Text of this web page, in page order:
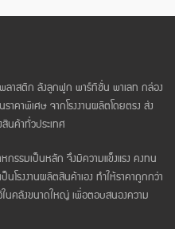
าสติก ลังลูกฟูก พาร์ทิชั่น พาเลท กล่อง
าคาพิเศษ จากโรงงานผลิตโดยตรง ส่ง
นค้าทั่วประเทศ
รรมเป็นหลัก จึงมีความแข็งแรง คงทน
นโรงงานผลิตสินค้าเอง ทำให้ราคาถูกกว่า
นคลังขนาดใหญ่ เพื่อตอบสนองความ